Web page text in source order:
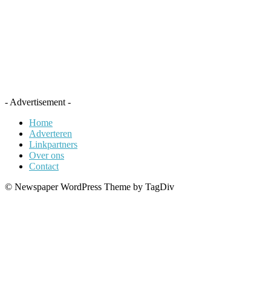
- Advertisement -
Home
Adverteren
Linkpartners
Over ons
Contact
© Newspaper WordPress Theme by TagDiv